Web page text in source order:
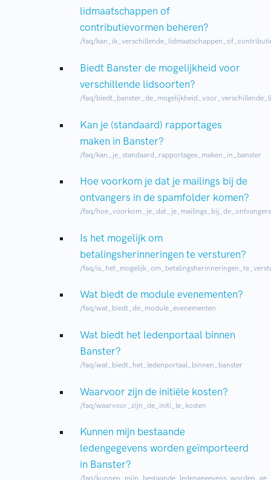
lidmaatschappen of
contributievormen beheren?
/faq/
Biedt Banster de mogelijkheid voor
verschillende lidsoorten?
/faq/
Kan je (standaard) rapportages
maken in Banster?
/faq/kan_je_standaard_rapportages_maken_in_banster
Hoe voorkom je dat je mailings bij de
ontvangers in de spamfolder komen?
/faq/
Is het mogelijk om
betalingsherinneringen te versturen?
/faq/
Wat biedt de module evenementen?
/faq/wat_biedt_de_module_evenementen
Wat biedt het ledenportaal binnen
Banster?
/faq/wat_biedt_het_ledenportaal_binnen_banster
Waarvoor zijn de initiële kosten?
/faq/waarvoor_zijn_de_initi_le_kosten
Kunnen mijn bestaande
ledengegevens worden geïmporteerd
in Banster?
/faq/